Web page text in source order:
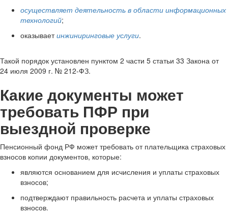
осуществляет деятельность в области информационных
технологий;
оказываетинжиниринговые услуги.
Такой порядок установлен пунктом 2 части 5 статьи 33 Закона от
24 июля 2009 г. № 212-ФЗ.
Какие документы может
требовать ПФР при
выездной проверке
Пенсионный фонд РФ может требовать от плательщика страховых
взносов копии документов, которые:
являются основанием для исчисления и уплаты страховых
взносов;
подтверждают правильность расчета и уплаты страховых
взносов.